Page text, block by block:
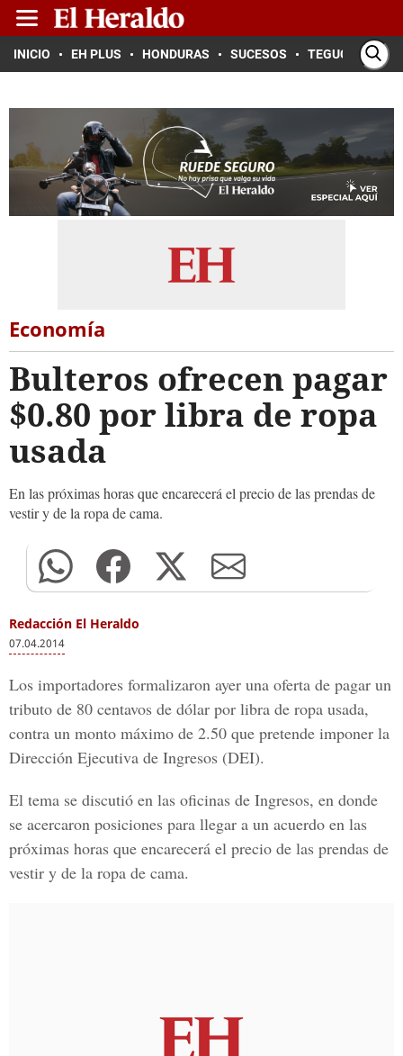
INICIO EH PLUS HONDURAS SUCESOS TEGUCIGALPA
Economía
Bulteros ofrecen pagar
$0.80 por libra de ropa
usada
En las próximas horas que encarecerá el precio de las prendas de
vestir y de la ropa de cama.
Redacción El Heraldo
07.04.2014
Los importadores formalizaron ayer una oferta de pagar un
tributo de 80 centavos de dólar por libra de ropa usada,
contra un monto máximo de 2.50 que pretende imponer la
Dirección Ejecutiva de Ingresos (DEI).
El tema se discutió en las oficinas de Ingresos, en donde
se acercaron posiciones para llegar a un acuerdo en las
próximas horas que encarecerá el precio de las prendas de
vestir y de la ropa de cama.